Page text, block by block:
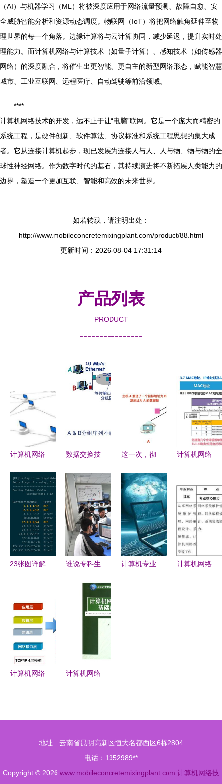
（AI）与机器学习（ML）将被深度应用于网络流量预测、故障自愈、安
全威胁智能分析和资源动态调度。物联网（IoT）将把网络触角延伸至物
理世界的每一个角落。边缘计算将与云计算协同，减少延迟，提升实时处
理能力。而计算机网络与计算技术（如量子计算）、感知技术（如传感器
网络）的深度融合，将催生出更智能、更自主的新型网络形态，赋能智慧
城市、工业互联网、远程医疗、自动驾驶等前沿领域。
****
计算机网络技术的开发，远不止于让“电脑”联网。它是一个庞大而精密的
系统工程，是硬件创新、软件算法、协议标准和系统工程思想的集大成
者。它从连接计算机起步，现已发展为连接人与人、人与物、物与物的全
球性神经网络。作为数字时代的基石，其持续演进将不断拓展人类能力的
边界，塑造一个更加互联、智能和高效的未来世界。
如若转载，请注明出处：
http://www.mobileconcretemixingplant.com/product/88.html
更新时间：2026-08-04 17:31:14
产品列表
PRODUCT
----------------
计算机网络
开发视角的
数据交换技
算机网络技
术的基石
这一次，彻
机网络链路
层——计算
机网络技术
的开发指南
计算机网络
数据链路层
功能与设计
要点（湖南
科技大学学
习笔记
3.2）
23张图详解
的核心技术
谁说专科生
是没选对专
业而已，学
计算机专业
计算机网络
计算机网络
计算机网络
地址：云南省昆明高新区恒大名都西区6栋2804
电话：1352989**
Copyright © 2026 www.mobileconcretemixingplant.com 计算机网络技